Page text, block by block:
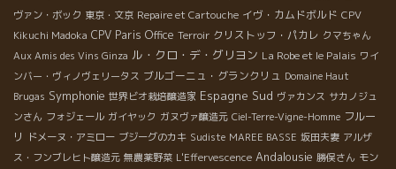
ヴァン・ボック 東京・文京 Repaire et Cartouche イヴ・カムドボルド CPV
Kikuchi Madoka CPV Paris Office Terroir クリストッフ・パカレ クマちゃん
Aux Amis des Vins Ginza ル・クロ・デ・グリヨン La Robe et le Palais ワイ
ンバー・ヴィノヴェリータス ブルゴーニュ・グランクリュ Domaine Haut
Brugas Symphonie 世界ビオ栽培醸造家 Espagne Sud ヴァカンス サカノジュ
ンさん フォジェール ガイヤック ガヌヴァ醸造元 Ciel-Terre-Vigne-Homme フルー
リ
ドメーヌ・アミロー ブジーグのカキ Sudiste MAREE BASSE 坂田夫妻 アルザ
ス・フンブレヒト醸造元 無農薬野菜 L'Effervescence Andalousie 勝俣さん モン